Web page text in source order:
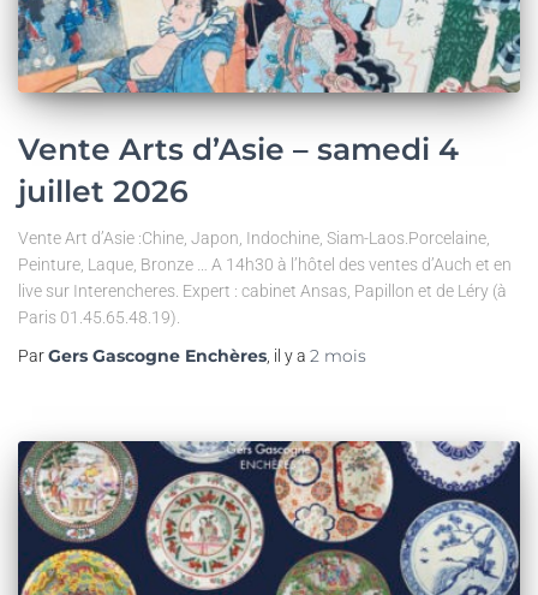
Vente Arts d’Asie – samedi 4
juillet 2026
Vente Art d’Asie :Chine, Japon, Indochine, Siam-Laos.Porcelaine,
Peinture, Laque, Bronze … A 14h30 à l’hôtel des ventes d’Auch et en
live sur Interencheres. Expert : cabinet Ansas, Papillon et de Léry (à
Paris 01.45.65.48.19).
ParGers Gascogne Enchères , il y a 2 mois